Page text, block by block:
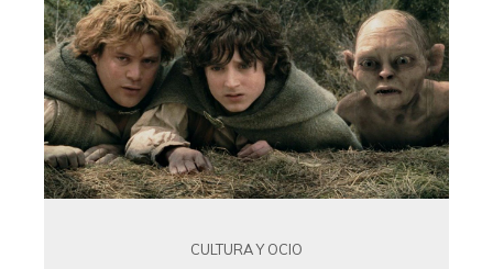
CULTURA Y OCIO